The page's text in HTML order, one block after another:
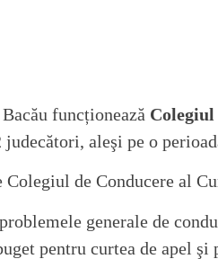
funcționează Colegiul
aleşi pe o
de Conducere al
generale de
pentru curtea de apel